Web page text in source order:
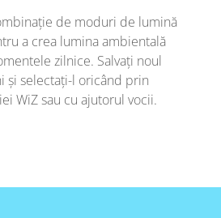
de moduri de lumină
a crea lumina ambientală
zilnice. Salvați noul
și selectați-l oricând prin
WiZ sau cu ajutorul vocii.